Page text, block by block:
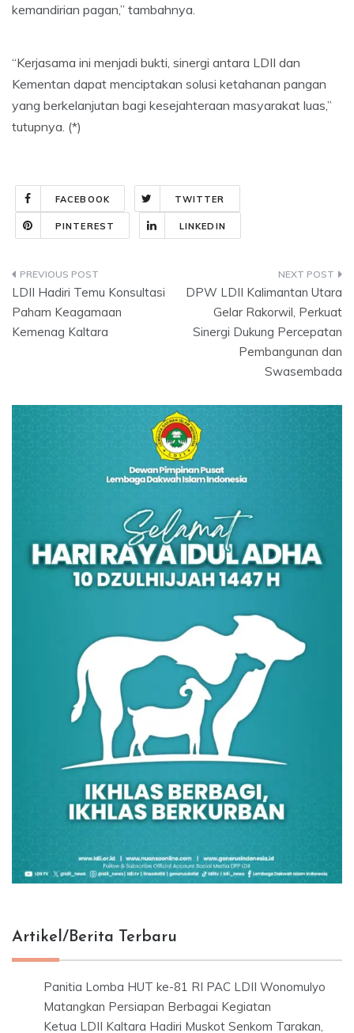
kemandirian pagan,” tambahnya.
“Kerjasama ini menjadi bukti, sinergi antara LDII dan
Kementan dapat menciptakan solusi ketahanan pangan
yang berkelanjutan bagi kesejahteraan masyarakat luas,”
tutupnya. (*)
FACEBOOK TWITTER
PINTEREST LINKEDIN
Post
navigation
LDII Hadiri Temu Konsultasi
Paham Keagamaan
Kemenag Kaltara
DPW LDII Kalimantan Utara
Gelar Rakorwil, Perkuat
Sinergi Dukung Percepatan
Pembangunan dan
Swasembada
Artikel/Berita Terbaru
Panitia Lomba HUT ke-81 RI PAC LDII Wonomulyo
Matangkan Persiapan Berbagai Kegiatan
Ketua LDII Kaltara Hadiri Muskot Senkom Tarakan,